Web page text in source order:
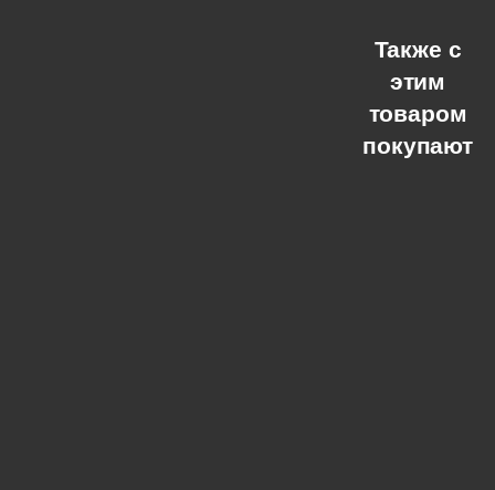
Также с
этим
товаром
покупают